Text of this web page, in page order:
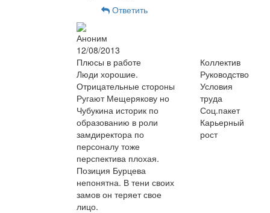
Ответить
Аноним
12/08/2013
Плюсы в работе
Люди хорошие.
Отрицательные стороны
Ругают Мещерякову но
Чубукина историк по
образованию в роли
замдиректора по
персоналу тоже
перспектива плохая.
Позиция Бурцева
непонятна. В тени своих
замов он теряет свое
лицо.
Коллектив
Руководство
Условия
труда
Соц.пакет
Карьерный
рост